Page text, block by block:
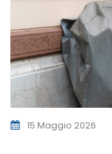
15 Maggio 2026